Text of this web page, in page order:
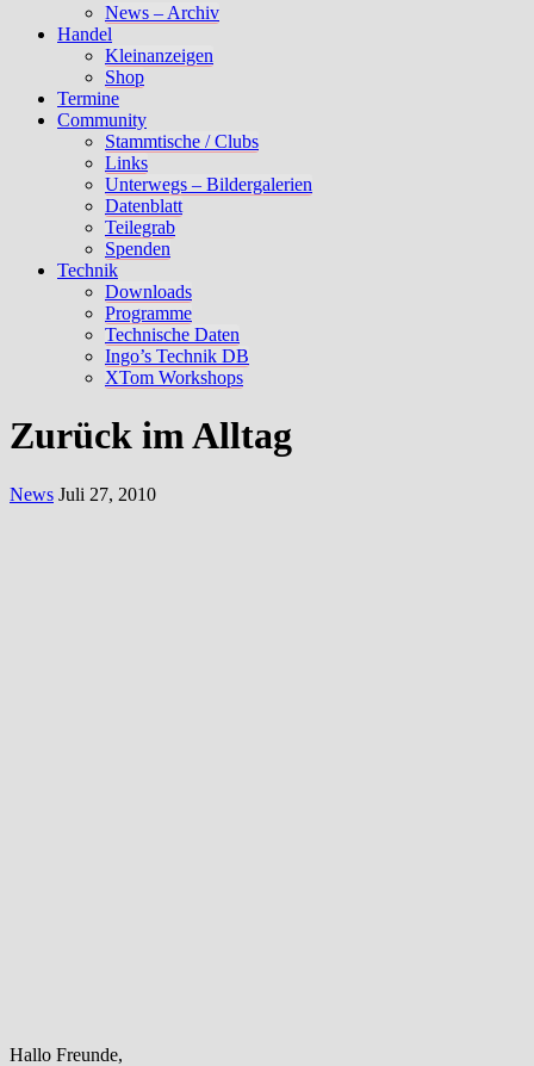
News – Archiv
Handel
Kleinanzeigen
Shop
Termine
Community
Stammtische / Clubs
Links
Unterwegs – Bildergalerien
Datenblatt
Teilegrab
Spenden
Technik
Downloads
Programme
Technische Daten
Ingo’s Technik DB
XTom Workshops
Zurück im Alltag
News Juli 27, 2010
Hallo Freunde,